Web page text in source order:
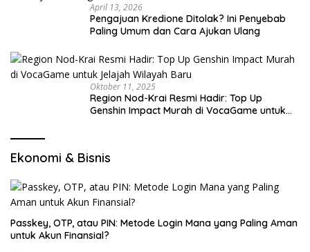
April 13, 2026
Pengajuan Kredione Ditolak? Ini Penyebab
Paling Umum dan Cara Ajukan Ulang
Oktober 11, 2025
Region Nod-Krai Resmi Hadir: Top Up
Genshin Impact Murah di VocaGame untuk
Ekonomi & Bisnis
Passkey, OTP, atau PIN: Metode Login Mana yang Paling Aman
untuk Akun Finansial?